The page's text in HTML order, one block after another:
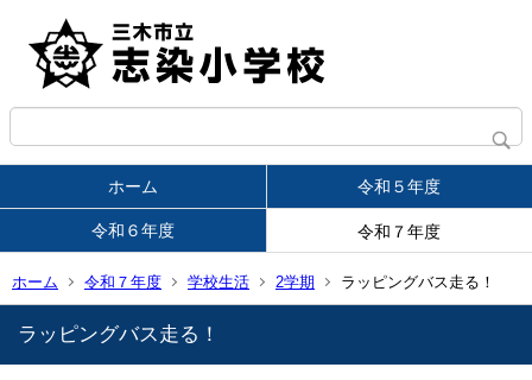
ホーム 令和５年度
令和６年度 令和７年度
ホーム 令和７年度 学校生活 2学期 ラッピングバス走る！
ラッピングバス走る！